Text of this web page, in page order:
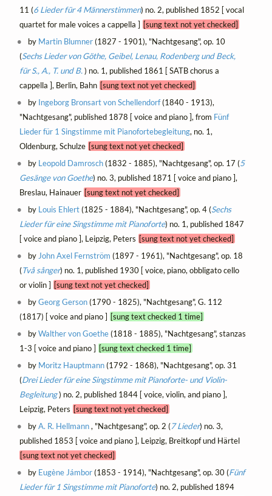
11 (6 Lieder für 4 Männerstimmen) no. 2, published 1852 [ vocal
quartet for male voices a cappella ] [sung text not yet checked]
by Martin Blumner(1827 - 1901), "Nachtgesang", op. 10
(Sechs Lieder von Göthe, Geibel, Lenau, Rodenberg und Beck,
für S., A., T. und B.) no. 1, published 1861 [ SATB chorus a
cappella ], Berlin, Bahn [sung text not yet checked]
by Ingeborg Bronsart von Schellendorf(1840 - 1913),
"Nachtgesang", published 1878 [ voice and piano ], from Fünf
Lieder für 1 Singstimme mit Pianofortebegleitung, no. 1,
Oldenburg, Schulze [sung text not yet checked]
by Leopold Damrosch(1832 - 1885), "Nachtgesang", op. 17 (5
Gesänge von Goethe) no. 3, published 1871 [ voice and piano ],
Breslau, Hainauer [sung text not yet checked]
by Louis Ehlert(1825 - 1884), "Nachtgesang", op. 4 (Sechs
Lieder für eine Singstimme mit Pianoforte) no. 1, published 1847
[ voice and piano ], Leipzig, Peters [sung text not yet checked]
by John Axel Fernström (1897 - 1961), "Nachtgesang", op. 18
(Två sånger) no. 1, published 1930 [ voice, piano, obbligato cello
or violin ] [sung text not yet checked]
byGeorg Gerson(1790 - 1825), "Nachtgesang", G. 112
(1817) [ voice and piano ] [sung text checked 1 time]
byWalther von Goethe(1818 - 1885), "Nachtgesang", stanzas
1-3 [ voice and piano ] [sung text checked 1 time]
by Moritz Hauptmann(1792 - 1868), "Nachtgesang", op. 31
(Drei Lieder für eine Singstimme mit Pianoforte- und Violin-
Begleitung) no. 2, published 1844 [ voice, violin, and piano ],
Leipzig, Peters [sung text not yet checked]
byA. R. Hellmann, "Nachtgesang", op. 2 (7 Lieder) no. 3,
published 1853 [ voice and piano ], Leipzig, Breitkopf und Härtel
[sung text not yet checked]
by Eugène Jámbor(1853 - 1914), "Nachtgesang", op. 30 (Fünf
Lieder für 1 Singstimme mit Pianoforte) no. 2, published 1894